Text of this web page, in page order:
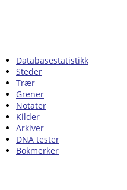
Databasestatistikk
Steder
Trær
Grener
Notater
Kilder
Arkiver
DNA tester
Bokmerker